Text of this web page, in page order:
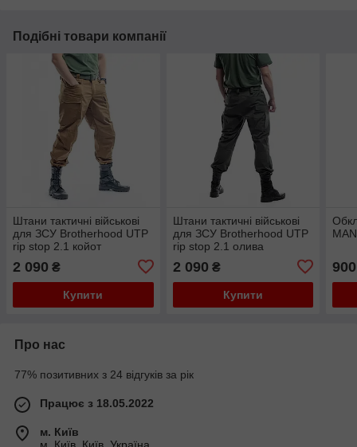
Подібні товари компанії
Штани тактичні військові
для ЗСУ Brotherhood UTP
rip stop 2.1 койот
2 090 ₴
Купити
Штани тактичні військові
для ЗСУ Brotherhood UTP
rip stop 2.1 олива
2 090 ₴
Купити
900
Про нас
77% позитивних з 24 відгуків за рік
Працює з 18.05.2022
м. Київ
м. Київ, Київ, Україна